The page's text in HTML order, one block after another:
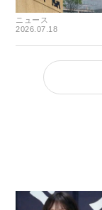
ニュース
2026.07.18